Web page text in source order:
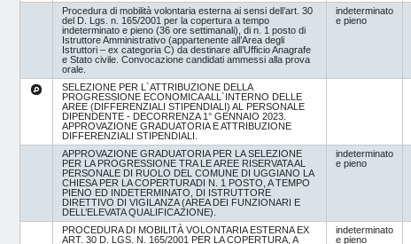
Procedura di mobilità volontaria esterna ai sensi dell’art. 30
del D. Lgs. n. 165/2001 per la copertura a tempo
indeterminato e pieno (36 ore settimanali), di n. 1 posto di
Istruttore Amministrativo (appartenente all’Area degli
Istruttori – ex categoria C) da destinare all’Ufficio Anagrafe
e Stato civile. Convocazione candidati ammessi alla prova
orale.
indeterminato
e pieno
SELEZIONE PER L`ATTRIBUZIONE DELLA
PROGRESSIONE ECONOMICA ALL`INTERNO DELLE
AREE (DIFFERENZIALI STIPENDIALI) AL PERSONALE
DIPENDENTE - DECORRENZA 1° GENNAIO 2023.
APPROVAZIONE GRADUATORIA E ATTRIBUZIONE
DIFFERENZIALI STIPENDIALI.
APPROVAZIONE GRADUATORIA PER LA SELEZIONE
PER LA PROGRESSIONE TRA LE AREE RISERVATA AL
PERSONALE DI RUOLO DEL COMUNE DI UGGIANO LA
CHIESA PER LA COPERTURADI N. 1 POSTO, A TEMPO
PIENO ED INDETERMINATO, DI ISTRUTTORE
DIRETTIVO DI VIGILANZA (AREA DEI FUNZIONARI E
DELL’ELEVATA QUALIFICAZIONE).
indeterminato
e pieno
PROCEDURA DI MOBILITÀ VOLONTARIA ESTERNA EX
ART. 30 D. LGS. N. 165/2001 PER LA COPERTURA, A
indeterminato
e pieno